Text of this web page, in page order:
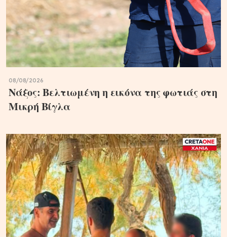
08/08/2026
Νάξος: Βελτιωμένη η εικόνα της φωτιάς στη
Μικρή Βίγλα